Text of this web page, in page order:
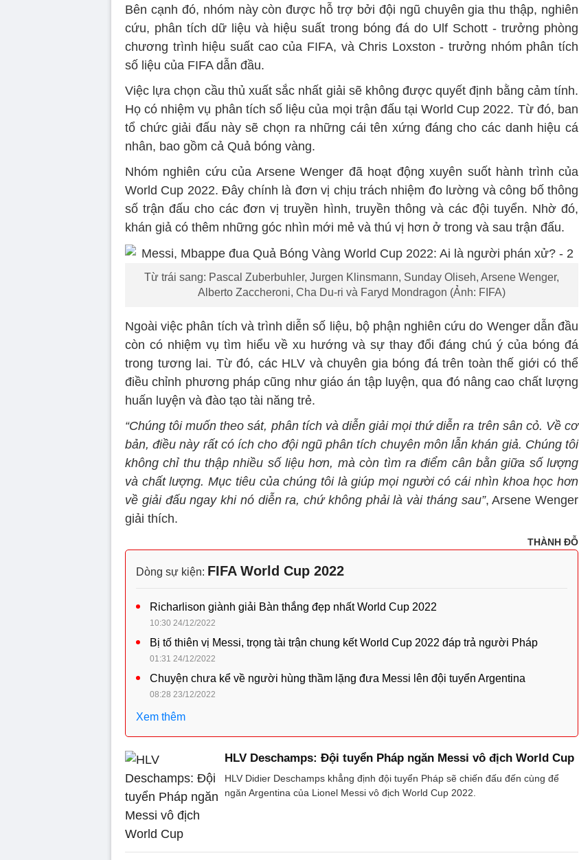
Bên cạnh đó, nhóm này còn được hỗ trợ bởi đội ngũ chuyên gia thu thập, nghiên
cứu, phân tích dữ liệu và hiệu suất trong bóng đá do Ulf Schott - trưởng phòng
chương trình hiệu suất cao của FIFA, và Chris Loxston - trưởng nhóm phân tích
số liệu của FIFA dẫn đầu.
Việc lựa chọn cầu thủ xuất sắc nhất giải sẽ không được quyết định bằng cảm tính.
Họ có nhiệm vụ phân tích số liệu của mọi trận đấu tại World Cup 2022. Từ đó, ban
tổ chức giải đấu này sẽ chọn ra những cái tên xứng đáng cho các danh hiệu cá
nhân, bao gồm cả Quả bóng vàng.
Nhóm nghiên cứu của Arsene Wenger đã hoạt động xuyên suốt hành trình của
World Cup 2022. Đây chính là đơn vị chịu trách nhiệm đo lường và công bố thông
số trận đấu cho các đơn vị truyền hình, truyền thông và các đội tuyển. Nhờ đó,
khán giả có thêm những góc nhìn mới mẻ và thú vị hơn ở trong và sau trận đấu.
Từ trái sang: Pascal Zuberbuhler, Jurgen Klinsmann, Sunday Oliseh, Arsene Wenger,
Alberto Zaccheroni, Cha Du-ri và Faryd Mondragon (Ảnh: FIFA)
Ngoài việc phân tích và trình diễn số liệu, bộ phận nghiên cứu do Wenger dẫn đầu
còn có nhiệm vụ tìm hiểu về xu hướng và sự thay đổi đáng chú ý của bóng đá
trong tương lai. Từ đó, các HLV và chuyên gia bóng đá trên toàn thế giới có thể
điều chỉnh phương pháp cũng như giáo án tập luyện, qua đó nâng cao chất lượng
huấn luyện và đào tạo tài năng trẻ.
“Chúng tôi muốn theo sát, phân tích và diễn giải mọi thứ diễn ra trên sân cỏ. Về cơ
bản, điều này rất có ích cho đội ngũ phân tích chuyên môn lẫn khán giả. Chúng tôi
không chỉ thu thập nhiều số liệu hơn, mà còn tìm ra điểm cân bằn giữa số lượng
và chất lượng. Mục tiêu của chúng tôi là giúp mọi người có cái nhìn khoa học hơn
về giải đấu ngay khi nó diễn ra, chứ không phải là vài tháng sau”, Arsene Wenger
giải thích.
THÀNH ĐỖ
Dòng sự kiện: FIFA World Cup 2022
Richarlison giành giải Bàn thắng đẹp nhất World Cup 2022
10:30 24/12/2022
Bị tố thiên vị Messi, trọng tài trận chung kết World Cup 2022 đáp trả người Pháp
01:31 24/12/2022
Chuyện chưa kể về người hùng thầm lặng đưa Messi lên đội tuyển Argentina
08:28 23/12/2022
Xem thêm
HLV Deschamps: Đội tuyển Pháp ngăn Messi vô địch World Cup
HLV Didier Deschamps khẳng định đội tuyển Pháp sẽ chiến đấu đến cùng để
ngăn Argentina của Lionel Messi vô địch World Cup 2022.